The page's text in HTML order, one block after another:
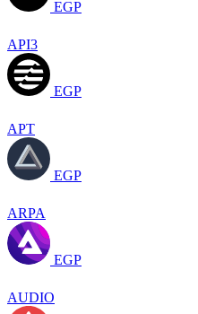
EGP
API3
EGP
APT
EGP
ARPA
EGP
AUDIO